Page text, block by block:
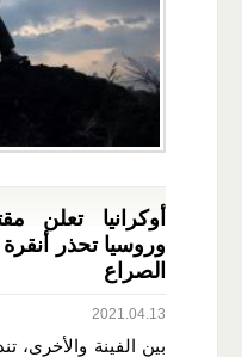
أوكرانيا تعلن
وروسيا تحذر
الصراع
2021.04.13
بين الفينة والأخرى،